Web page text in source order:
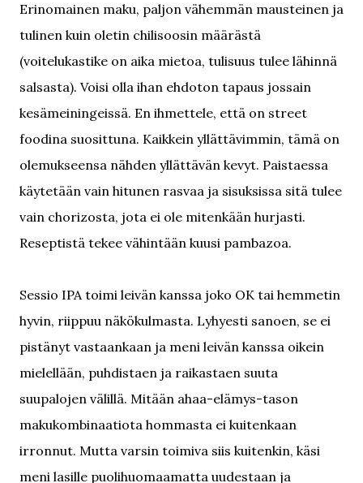
Erinomainen maku, paljon vähemmän mausteinen ja
tulinen kuin oletin chilisoosin määrästä
(voitelukastike on aika mietoa, tulisuus tulee lähinnä
salsasta). Voisi olla ihan ehdoton tapaus jossain
kesämeiningeissä. En ihmettele, että on street
foodina suosittuna. Kaikkein yllättävimmin, tämä on
olemukseensa nähden yllättävän kevyt. Paistaessa
käytetään vain hitunen rasvaa ja sisuksissa sitä tulee
vain chorizosta, jota ei ole mitenkään hurjasti.
Reseptistä tekee vähintään kuusi pambazoa.
Sessio IPA toimi leivän kanssa joko OK tai hemmetin
hyvin, riippuu näkökulmasta. Lyhyesti sanoen, se ei
pistänyt vastaankaan ja meni leivän kanssa oikein
mielellään, puhdistaen ja raikastaen suuta
suupalojen välillä. Mitään ahaa-elämys-tason
makukombinaatiota hommasta ei kuitenkaan
irronnut. Mutta varsin toimiva siis kuitenkin, käsi
meni lasille puolihuomaamatta uudestaan ja